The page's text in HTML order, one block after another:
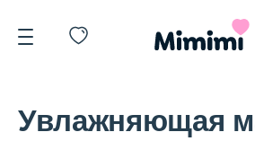
Увлажняющая